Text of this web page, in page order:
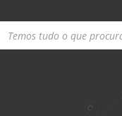
search